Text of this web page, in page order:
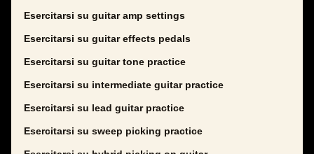
Esercitarsi su guitar amp settings
Esercitarsi su guitar effects pedals
Esercitarsi su guitar tone practice
Esercitarsi su intermediate guitar practice
Esercitarsi su lead guitar practice
Esercitarsi su sweep picking practice